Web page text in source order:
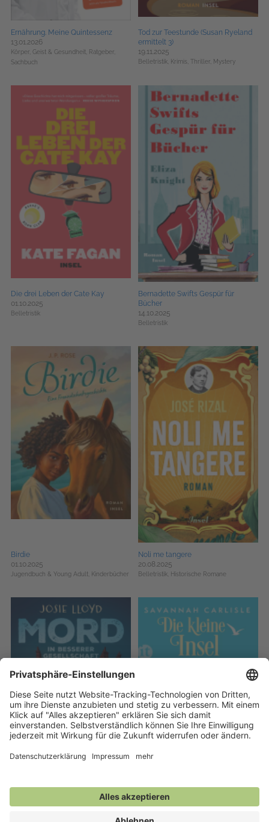
Ernährung. Meine Quintessenz
13.01.2026
Körper, Geist & Gesundheit,
Ratgeber,
Sachbuch
Tod zur Teestunde (Susan Ryeland
ermittelt 3)
19.11.2025
Belletristik, Krimis, Thriller, Mystery
Die drei Leben der Cate Kay
01.10.2025
Belletristik
Bernadette Swifts Gespür für
Bücher
14.10.2025
Belletristik
Birdie
01.10.2025
Jugendbuch & Young Adult, Kinderbücher
Noli me tangere
20.08.2025
Belletristik, Historische Romane
Mord in besserer Gesellschaft
Die kleine Inselbibliothek
Belletristik,